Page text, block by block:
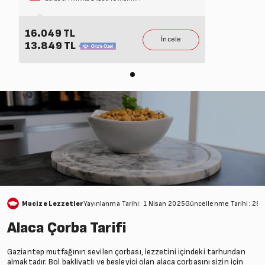
16.049 TL
13.849 TL
Mucize LezzetlerYayınlanma Tarihi: 1 Nisan 2025Güncellenme Tarihi: 28
Alaca Çorba Tarifi
Gaziantep mutfağının sevilen çorbası, lezzetini içindeki tarhundan
almaktadır. Bol bakliyatlı ve besleyici olan alaca çorbasını sizin için